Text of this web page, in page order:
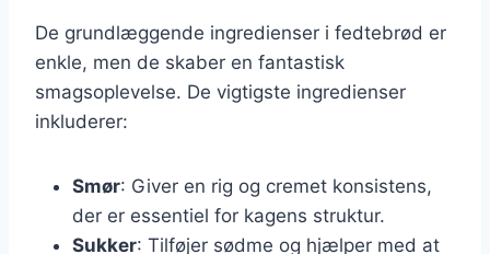
De grundlæggende ingredienser i fedtebrød er
enkle, men de skaber en fantastisk
smagsoplevelse. De vigtigste ingredienser
inkluderer:
Smør: Giver en rig og cremet konsistens,
der er essentiel for kagens struktur.
Sukker: Tilføjer sødme og hjælper med at